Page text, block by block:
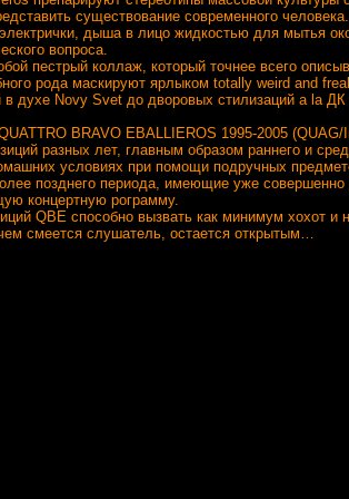
существование современного
дыша в лицо жидкостью для мытья
вопроса.
пестрый коллаж, который точнее всего
рода маскируют ярлыком totally weird and
в духе Novy Svet до дворовых стилизаций a la
BRAVO EBALLIEROS 1995-2005 (QUAG/
разных лет, главным образом раннего и
условиях при помощи подручных
позднего периода, имеющие уже совершенно
концертную рограмму.
QBE способно вызвать как минимум хохот и
смеется слушатель, остается открытым…